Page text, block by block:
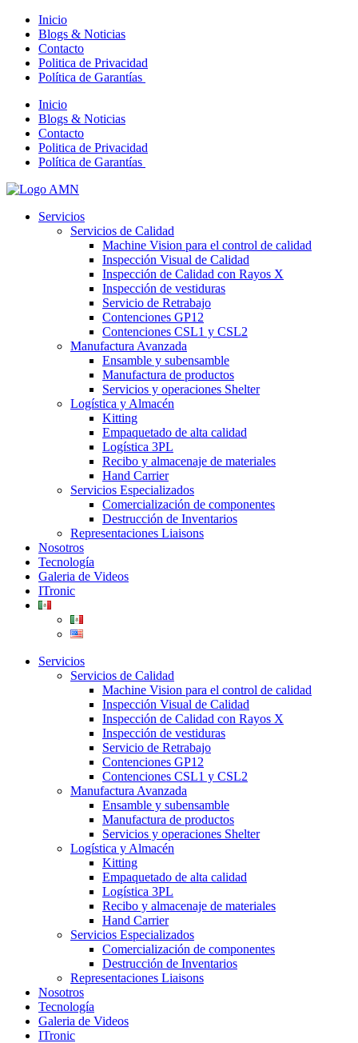
Inicio
Blogs & Noticias
Contacto
Politica de Privacidad
Política de Garantías
Inicio
Blogs & Noticias
Contacto
Politica de Privacidad
Política de Garantías
Servicios
Servicios de Calidad
Machine Vision para el control de calidad
Inspección Visual de Calidad
Inspección de Calidad con Rayos X
Inspección de vestiduras
Servicio de Retrabajo
Contenciones GP12
Contenciones CSL1 y CSL2
Manufactura Avanzada
Ensamble y subensamble
Manufactura de productos
Servicios y operaciones Shelter
Logística y Almacén
Kitting
Empaquetado de alta calidad
Logística 3PL
Recibo y almacenaje de materiales
Hand Carrier
Servicios Especializados
Comercialización de componentes
Destrucción de Inventarios
Representaciones Liaisons
Nosotros
Tecnología
Galeria de Videos
ITronic
Servicios
Servicios de Calidad
Machine Vision para el control de calidad
Inspección Visual de Calidad
Inspección de Calidad con Rayos X
Inspección de vestiduras
Servicio de Retrabajo
Contenciones GP12
Contenciones CSL1 y CSL2
Manufactura Avanzada
Ensamble y subensamble
Manufactura de productos
Servicios y operaciones Shelter
Logística y Almacén
Kitting
Empaquetado de alta calidad
Logística 3PL
Recibo y almacenaje de materiales
Hand Carrier
Servicios Especializados
Comercialización de componentes
Destrucción de Inventarios
Representaciones Liaisons
Nosotros
Tecnología
Galeria de Videos
ITronic